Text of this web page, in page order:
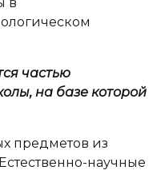
частью
на базе которой
предметов из
научные